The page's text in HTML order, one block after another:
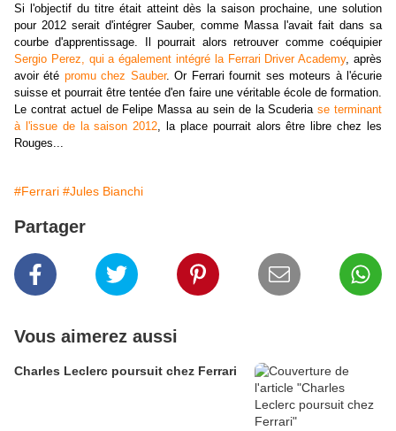
Si l'objectif du titre était atteint dès la saison prochaine, une solution
pour 2012 serait d'intégrer Sauber, comme Massa l'avait fait dans sa
courbe d'apprentissage. Il pourrait alors retrouver comme coéquipier
Sergio Perez, qui a également intégré la Ferrari Driver Academy, après
avoir été promu chez Sauber. Or Ferrari fournit ses moteurs à l'écurie
suisse et pourrait être tentée d'en faire une véritable école de formation.
Le contrat actuel de Felipe Massa au sein de la Scuderiase terminant
à l'issue de la saison 2012, la place pourrait alors être libre chez les
Rouges...
#Ferrari #Jules Bianchi
Partager
Vous aimerez aussi
Charles Leclerc poursuit chez Ferrari